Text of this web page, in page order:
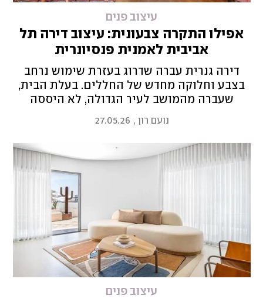
עיצוב פנים
אפילו התקרה צבעונית: עיצוב דירה תל
אביבית לאמנית פנסיונרית
דירה גנרית עברה שדרוג בעזרת שימוש נרחב
בצבע וחלוקה מחדש של החללים. בעלת הבית,
שעברה מהמושב לעיר הגדולה, לא היססה
שאין אף קיר לבן
נועם רון ,
27.05.26
עיצוב פנים